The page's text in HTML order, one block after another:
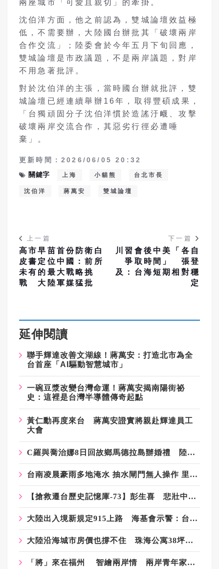
兩座城市「可愛且親切」的牽掛。
沈伯洋方面，他之前認為，雙城論壇效益極
低，不需要辦，大陸國台辦批其「破壞兩岸
合作交流」；陸委會於今年五月下旬回應，
雙城論壇是市政議題，不是兩岸議題，對岸
不用急著批評。
對於沈伯洋的主張，當時國台辦就批評，雙
城論壇已經連續舉辦16年，取得豐碩成果，
「台獨頑固分子沈伯洋慣於造謠汙衊、攻擊
破壞兩岸交流合作，其惡劣行徑必遭唾
棄」。
更新時間：2026/06/05 20:32
關鍵字
上海 小貓熊 台北市長
沈伯洋 蔣萬安 雙城論壇
上一篇
高市早苗首份防衛白
皮書定位中國：前所
未有的最大戰略挑
戰 大陸軍媒猛批
下一篇
川習會後中美「各自
爭取時間」 張登
及：台海短期相對穩
定
延伸閱讀
聯手輝達改善文湖線！蔣萬安：打造北市為全
台首座「AI驅動智慧城市」
一碗豆漿改變台灣命運！蔣萬安揭南陽街祕
史：這裡是台灣半導體傳奇起點
黃仁勳再度來台 蔣萬安證實將親赴輝達員工
大會
C羅與喬治娜8日回故鄉馬德拉島辦婚禮 陸網紅證實收到邀請
台南凌晨豪雨多地淹水 抽水閘門無人操作 里長怒批：人民只能自救
【搶救遷台歷史記憶庫-73】彭生喜 悲壯中 笑看一生
大陸出入境新規定915上路 海基會示警：台商也可能受影響
大陸沿海城市房價也撐不住 珠海公寓38坪只要100萬台幣
「將」來在福州 智繪兩岸情 兩岸青年家將臉譜繪畫大賽在福州開幕